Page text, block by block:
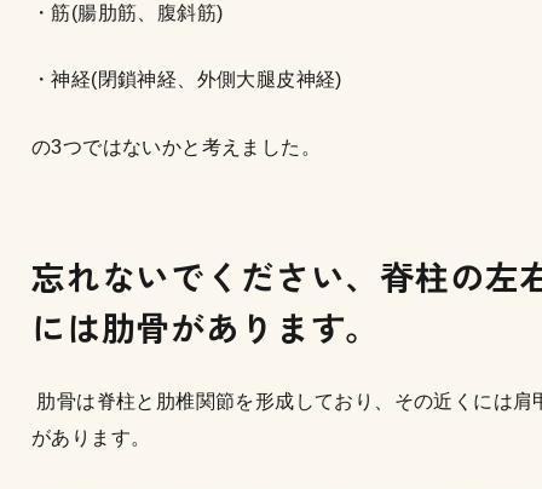
・筋(腸肋筋、腹斜筋)
・神経(閉鎖神経、外側大腿皮神経)
の3つではないかと考えました。
忘れないでください、脊柱の左
には肋骨があります。
肋骨は脊柱と肋椎関節を形成しており、その近くには肩
があります。